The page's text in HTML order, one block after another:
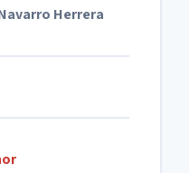
Herrera